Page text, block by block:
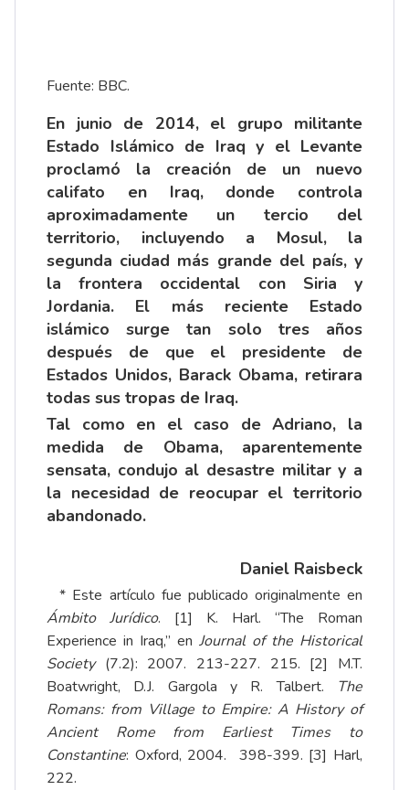
Fuente: BBC.
En junio de 2014, el grupo militante
Estado Islámico de Iraq y el Levante
proclamó la creación de un nuevo
califato en Iraq, donde controla
aproximadamente un tercio del
territorio, incluyendo a Mosul, la
segunda ciudad más grande del país, y
lafrontera occidental con Siria y
Jordania. El más reciente Estado
islámico surge tan solo tres años
después de que el presidente de
Estados Unidos, Barack Obama, retirara
todas sus tropas de Iraq.
Tal como en el caso de Adriano, la
medida de Obama, aparentemente
sensata, condujo al desastre militar y a
la necesidad de reocuparel territorio
abandonado.
Daniel Raisbeck
* Este artículo fue publicado originalmente en
Ámbito Jurídico. [1] K. Harl. “The Roman
Experience in Iraq,” en Journal of the Historical
Society(7.2): 2007. 213-227. 215. [2]
M.T.
Boatwright, D.J. Gargola y R. Talbert. The
Romans: from Village to Empire: A History of
Ancient Rome from Earliest Times to
Constantine: Oxford, 2004. 398-399. [3] Harl,
222.